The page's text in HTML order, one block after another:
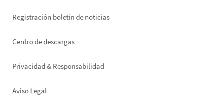
Registración boletin de noticias
Footer
Centro de descargas
Privacidad & Responsabilidad
Aviso Legal